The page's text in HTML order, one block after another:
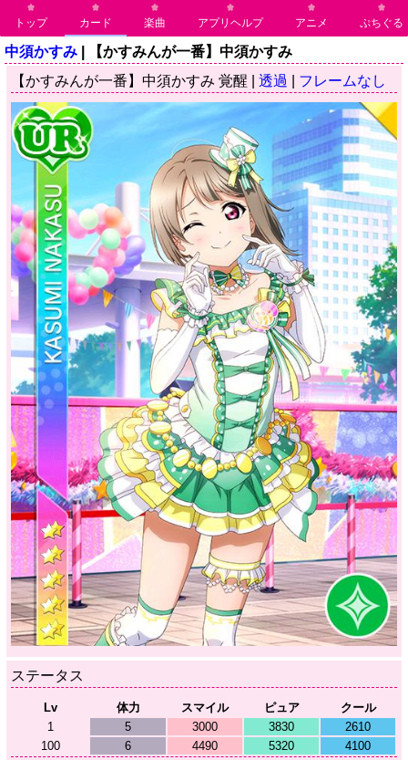
トップ カード 楽曲 アプリヘルプ アニメ ぷちぐる
中須かすみ | 【かすみんが一番】中須かすみ
【かすみんが一番】中須かすみ 覚醒 | 透過 フレームなし
ステータス
Lv 体力 スマイル ピュア
クール
1
5 3000 3830
2610
100
6 4490 5320 4100